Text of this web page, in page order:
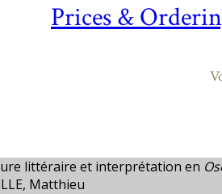
Prices &
littéraire et interprétation en
Matthieu